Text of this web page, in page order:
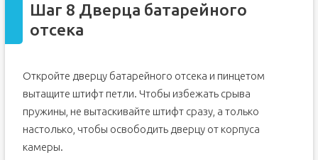
Шаг 8 Дверца батарейного
отсека
Откройте дверцу батарейного отсека и пинцетом
вытащите штифт петли. Чтобы избежать срыва
пружины, не вытаскивайте штифт сразу, а только
настолько, чтобы освободить дверцу от корпуса
камеры.